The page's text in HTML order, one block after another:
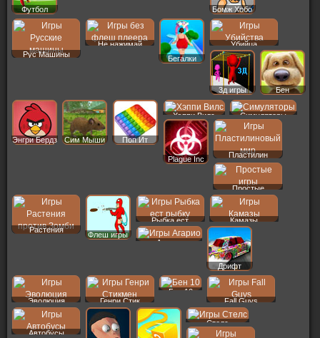
Футбол
Бомж Хобо
Рус Машины
Не нажимай
Бегалки
Убийца
3д игры Бен
Энгри Бердз Сим Мыши Поп Ит
Хэппи Вилс Симуляторы
Plague Inc
Пластилин
Простые
Растения
Флеш игры
Рыбка ест Камазы
Агарио
Дрифт
Эволюция Генри Стик
Бен 10
Fall Guys
Автобусы
Стелс